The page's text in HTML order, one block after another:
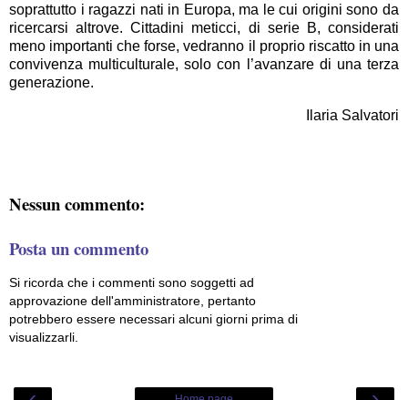
soprattutto i ragazzi nati in Europa, ma le cui origini sono da
ricercarsi altrove. Cittadini meticci, di serie B, considerati
meno importanti che forse, vedranno il proprio riscatto in una
convivenza multiculturale, solo con l’avanzare di una terza
generazione.
Ilaria Salvatori
Nessun commento:
Posta un commento
Si ricorda che i commenti sono soggetti ad
approvazione dell'amministratore, pertanto
potrebbero essere necessari alcuni giorni prima di
visualizzarli.